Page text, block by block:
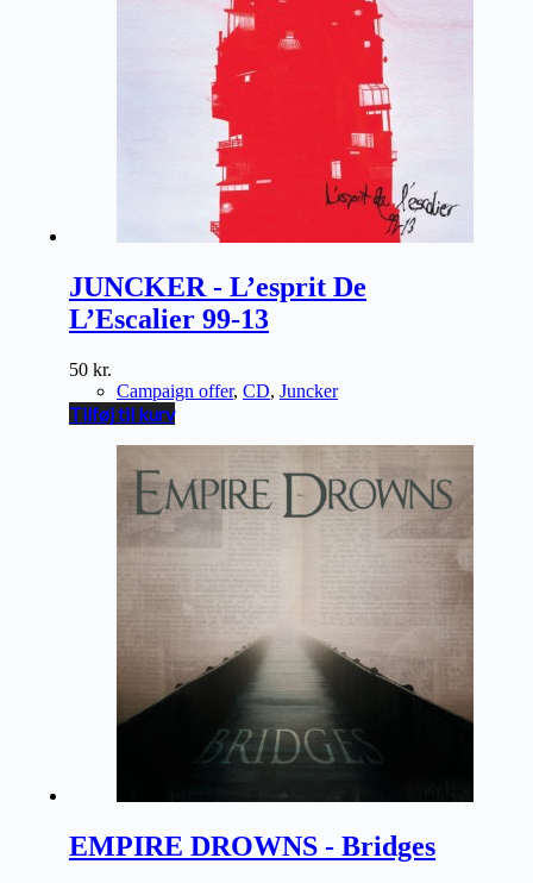
JUNCKER - L’esprit De
L’Escalier 99-13
50 kr.
Campaign offer, CD, Juncker
Tilføj til kurv
EMPIRE DROWNS - Bridges